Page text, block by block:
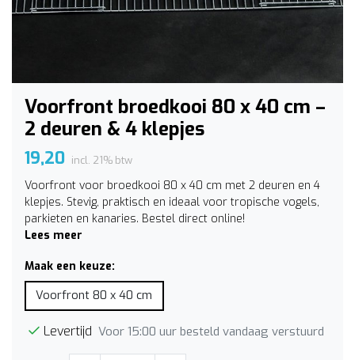
Voorfront broedkooi 80 x 40 cm –
2 deuren & 4 klepjes
19,20 incl. 21% btw
Voorfront voor broedkooi 80 x 40 cm met 2 deuren en 4
klepjes. Stevig, praktisch en ideaal voor tropische vogels,
parkieten en kanaries. Bestel direct online!
Lees meer
Maak een keuze:
Voorfront 80 x 40 cm
Levertijd Voor 15:00 uur besteld vandaag verstuurd